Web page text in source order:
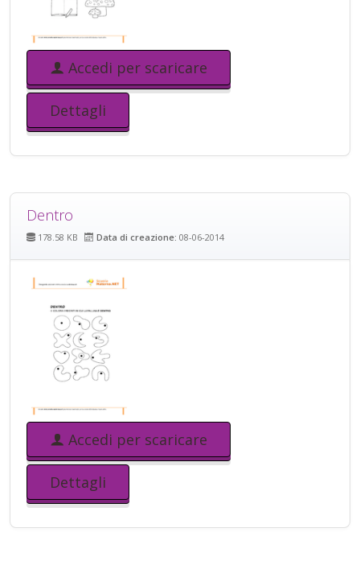
Accedi per scaricare
Dettagli
Dentro
178.58 KB Data di creazione: 08-06-2014
Accedi per scaricare
Dettagli